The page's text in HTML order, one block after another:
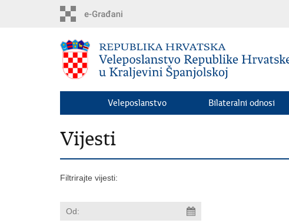
Veleposlanstvo Bilateralni odnosi
Vijesti
Filtrirajte vijesti: